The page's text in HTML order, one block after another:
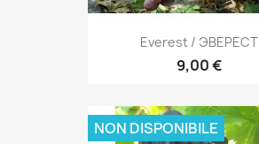
Everest / ЭВЕРЕСТ
9,00 €
NON DISPONIBILE